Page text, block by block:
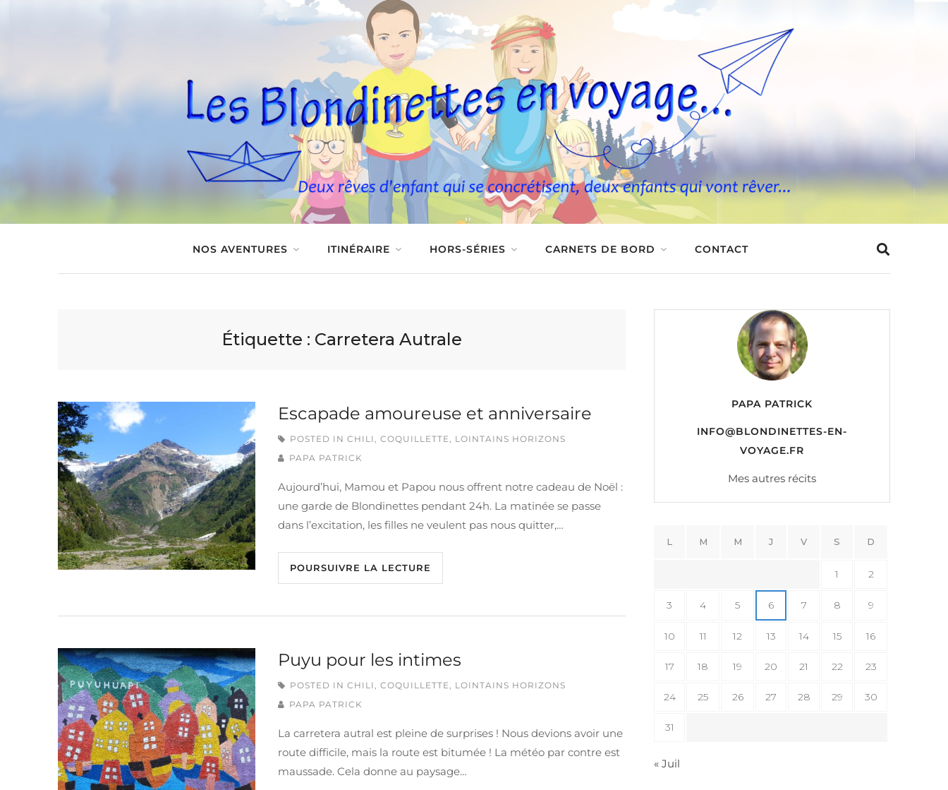
NOS AVENTURES ITINÉRAIRE HORS-SÉRIES CARNETS DE BORD CONTACT
Étiquette : Carretera Autrale
Escapade amoureuse et anniversaire
POSTED IN CHILI, COQUILLETTE, LOINTAINS HORIZONS
PAPA PATRICK
Aujourd’hui, Mamou et Papou nous offrent notre cadeau de Noël :
une garde de Blondinettes pendant 24h. La matinée se passe
dans l’excitation, les filles ne veulent pas nous quitter,…
POURSUIVRE LA LECTURE
Puyu pour les intimes
POSTED IN CHILI, COQUILLETTE, LOINTAINS HORIZONS
PAPA PATRICK
La carretera autral est pleine de surprises ! Nous devions avoir une
route difficile, mais la route est bitumée ! La météo par contre est
maussade. Cela donne au paysage…
PAPA PATRICK
INFO@BLONDINETTES-EN-
VOYAGE.FR
Mes autres récits
L M M J V S D
1 2
3 4 5 6 7 8 9
10 11 12 13 14 15 16
17 18 19 20 21 22 23
24 25 26 27 28 29 30
31
« Juil